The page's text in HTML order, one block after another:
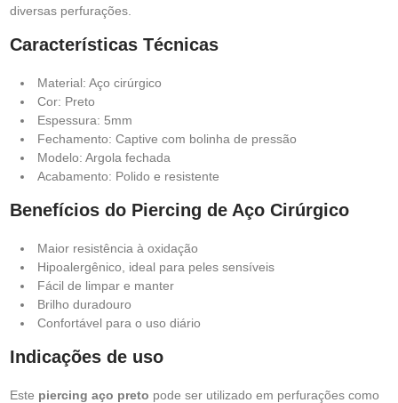
diversas perfurações.
Características Técnicas
Material: Aço cirúrgico
Cor: Preto
Espessura: 5mm
Fechamento: Captive com bolinha de pressão
Modelo: Argola fechada
Acabamento: Polido e resistente
Benefícios do Piercing de Aço Cirúrgico
Maior resistência à oxidação
Hipoalergênico, ideal para peles sensíveis
Fácil de limpar e manter
Brilho duradouro
Confortável para o uso diário
Indicações de uso
Este piercing aço preto pode ser utilizado em perfurações como